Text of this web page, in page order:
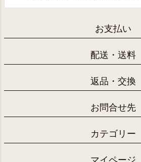
お支払い
配送・送料
返品・交換
お問合せ先
カテゴリー
マイページ